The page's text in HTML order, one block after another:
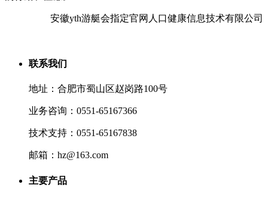
安徽yth游艇会指定官网人口健康信息技术有限公司
联系我们
地址：合肥市蜀山区赵岗路100号
业务咨询：0551-65167366
技术支持：0551-65167838
邮箱：hz@163.com
主要产品